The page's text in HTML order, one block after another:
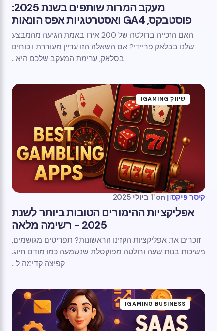
מעקב המרות שותפים בשנת 2025:
פוסטבקס, GA4 ואסטרטגיות אפס הונאות
האם הזכייה ברולטה של ​​200 אירו באמת הגיעה מהמבצע
שלנו בבלאק פריידי? אם השאלה הזו עדיין מעוררת ויכוחים
בסלאק, ערימת המעקב שלכם היא...
שיווק IGAMING
קיסר פיקסון on11 ביולי 2025
אפליקציות ההימורים הטובות ביותר לשנת
2025 - רשימה מלאה
זוכרים את אפליקציות הקזינו הראשונות? תפריטים מגושמים,
משיכות בנות שעה ורולטה מפוקסלת שנשמעה כמו מודם חיוג.
קפיצה קדימה ל...
IGAMING BUSINESS